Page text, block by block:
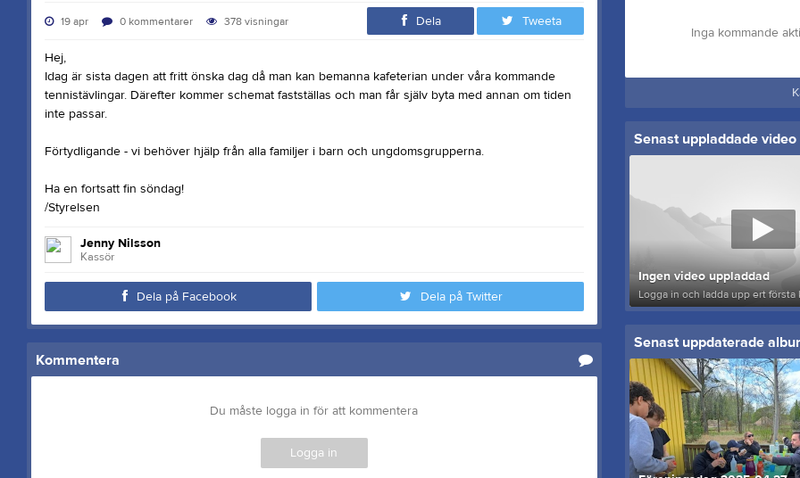
19 apr 0 kommentarer 378visningar Dela Tweeta
Hej,
Idag är sista dagen att fritt önska dag då man kan bemanna kafeterian under våra kommande
tennistävlingar. Därefter kommer schemat fastställas och man får själv byta med annan om tiden
inte passar.
Förtydligande - vi behöver hjälp från alla familjer i barn och ungdomsgrupperna.
Ha en fortsatt fin söndag!
/Styrelsen
Jenny Nilsson
Kassör
Dela på Facebook Dela på Twitter
Kommentera
Du måste logga in för att kommentera
Logga in
Inga kommande
Senast uppladdade video
Ingen video uppladdad
Logga in och ladda upp ert första
Senast uppdaterade